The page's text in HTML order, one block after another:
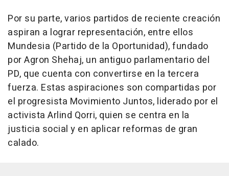
Por su parte, varios partidos de reciente creación
aspiran a lograr representación, entre ellos
Mundesia (Partido de la Oportunidad), fundado
por Agron Shehaj, un antiguo parlamentario del
PD, que cuenta con convertirse en la tercera
fuerza. Estas aspiraciones son compartidas por
el progresista Movimiento Juntos, liderado por el
activista Arlind Qorri, quien se centra en la
justicia social y en aplicar reformas de gran
calado.